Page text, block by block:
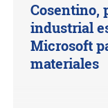
Cosentino,
industrial
Microsoft
materiales